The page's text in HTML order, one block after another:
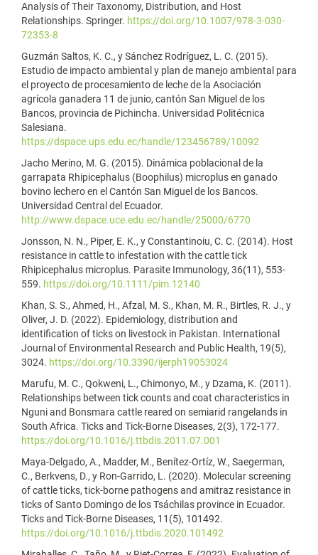
Analysis of Their Taxonomy, Distribution, and Host
Relationships. Springer. https://doi.org/10.1007/978-3-030-
72353-8
Guzmán Saltos, K. C., y Sánchez Rodríguez, L. C. (2015).
Estudio de impacto ambiental y plan de manejo ambiental para
el proyecto de procesamiento de leche de la Asociación
agrícola ganadera 11 de junio, cantón San Miguel de los
Bancos, provincia de Pichincha. Universidad Politécnica
Salesiana.
https://dspace.ups.edu.ec/handle/123456789/10092
Jacho Merino, M. G. (2015). Dinámica poblacional de la
garrapata Rhipicephalus (Boophilus) microplus en ganado
bovino lechero en el Cantón San Miguel de los Bancos.
Universidad Central del Ecuador.
http://www.dspace.uce.edu.ec/handle/25000/6770
Jonsson, N. N., Piper, E. K., y Constantinoiu, C. C. (2014). Host
resistance in cattle to infestation with the cattle tick
Rhipicephalus microplus. Parasite Immunology, 36(11), 553-
559. https://doi.org/10.1111/pim.12140
Khan, S. S., Ahmed, H., Afzal, M. S., Khan, M. R., Birtles, R. J., y
Oliver, J. D. (2022). Epidemiology, distribution and
identification of ticks on livestock in Pakistan. International
Journal of Environmental Research and Public Health, 19(5),
3024. https://doi.org/10.3390/ijerph19053024
Marufu, M. C., Qokweni, L., Chimonyo, M., y Dzama, K. (2011).
Relationships between tick counts and coat characteristics in
Nguni and Bonsmara cattle reared on semiarid rangelands in
South Africa. Ticks and Tick-Borne Diseases, 2(3), 172-177.
https://doi.org/10.1016/j.ttbdis.2011.07.001
Maya-Delgado, A., Madder, M., Benítez-Ortíz, W., Saegerman,
C., Berkvens, D., y Ron-Garrido, L. (2020). Molecular screening
of cattle ticks, tick-borne pathogens and amitraz resistance in
ticks of Santo Domingo de los Tsáchilas province in Ecuador.
Ticks and Tick-Borne Diseases, 11(5), 101492.
https://doi.org/10.1016/j.ttbdis.2020.101492